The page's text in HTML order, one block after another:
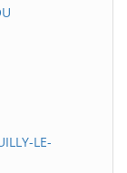
LE-